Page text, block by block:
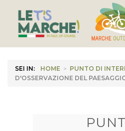
SEI IN: HOME > PUNTO DI
D'OSSERVAZIONE DEL